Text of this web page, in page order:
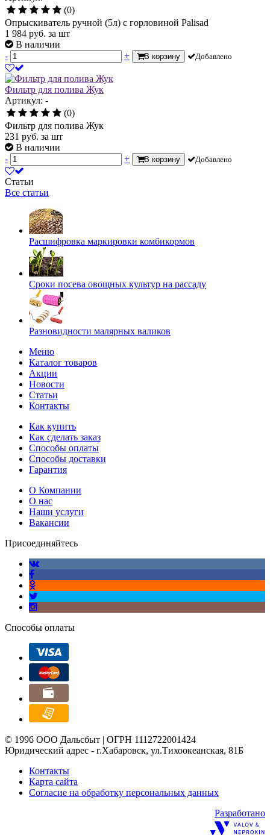
(0)
Опрыскиватель ручной (5л) с горловиной Palisad
1 984 руб. за шт
В наличии
-
+ В корзину Добавлено
Фильтр для полива Жук
Артикул: -
(0)
Фильтр для полива Жук
231 руб. за шт
В наличии
-
+ В корзину Добавлено
Статьи
Все статьи
Расшифровка маркировки комбикормов
Сроки посева овощных культур на рассаду
Разновидности малярных валиков
Меню
Каталог товаров
Акции
Новости
Статьи
Контакты
Как купить
Как сделать заказ
Способы оплаты
Способы доставки
Гарантия
О Компании
О нас
Наши услуги
Вакансии
Присоединяйтесь
Способы оплаты
© 1996 ООО Дальсбыт | ОГРН 1112722001424
Юридический адрес - г.Хабаровск, ул.Тихоокеанская, 81Б
Контакты
Карта сайта
Согласие на обработку персональных данных
Разработано